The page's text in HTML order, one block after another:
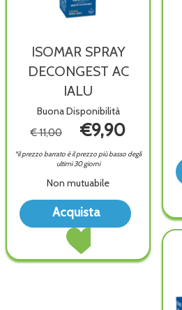
ISOMAR SPRAY
DECONGEST AC
IALU
Buona Disponibilità
€ 11,00
€9,90
*il prezzo barrato è il prezzo più basso degli
ultimi 30 giorni
Non mutuabile
Acquista
Acquista ISOMAR
DECONGEST
Acquista
SPRAY
AC
IALU alla